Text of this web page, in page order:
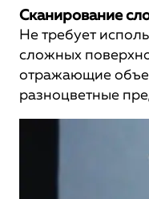
Сканирование
Не требует
сложных
отражающие
разноцветные